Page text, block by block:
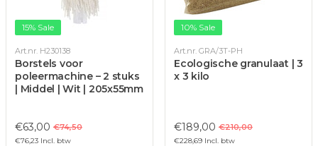
15% Sale
Art.nr. H230138
Borstels voor
poleermachine – 2 stuks
| Middel | Wit | 205x55mm
€63,00 €74,50
€76,23 Incl. btw
10% Sale
Art.nr. GRA/3T-PH
Ecologische granulaat | 3
x 3 kilo
€189,00 €210,00
€228,69 Incl. btw